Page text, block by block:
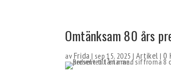
Omtänksam 80 års
av Frida | sep 15, 2025 | Artikel | 0